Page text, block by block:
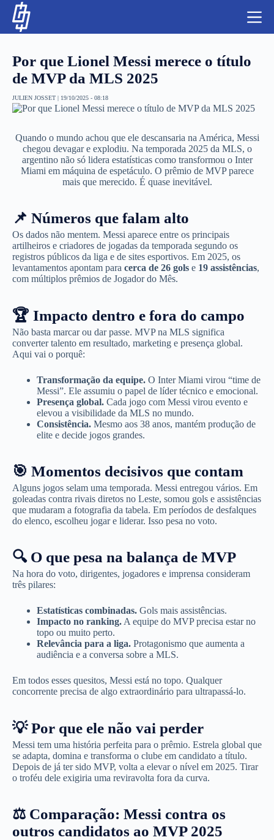
NBA
LUTAS E MMA
NFL
MLS
APOSTAS LEGAL
Por que Lionel Messi merece o título
de MVP da MLS 2025
JULIEN JOSSET | 19/10/2025 - 08:18
Quando o mundo achou que ele descansaria na América, Messi
chegou devagar e explodiu. Na temporada 2025 da MLS, o
argentino não só lidera estatísticas como transformou o Inter
Miami em máquina de espetáculo. O prêmio de MVP parece
mais que merecido. É quase inevitável.
📌 Números que falam alto
Os dados não mentem. Messi aparece entre os principais
artilheiros e criadores de jogadas da temporada segundo os
registros públicos da liga e de sites esportivos. Em 2025, os
levantamentos apontam para cerca de 26 gols e 19 assistências,
com múltiplos prêmios de Jogador do Mês.
🏆 Impacto dentro e fora do campo
Não basta marcar ou dar passe. MVP na MLS significa
converter talento em resultado, marketing e presença global.
Aqui vai o porquê:
Transformação da equipe. O Inter Miami virou “time de
Messi”. Ele assumiu o papel de líder técnico e emocional.
Presença global. Cada jogo com Messi virou evento e
elevou a visibilidade da MLS no mundo.
Consistência. Mesmo aos 38 anos, mantém produção de
elite e decide jogos grandes.
🎯 Momentos decisivos que contam
Alguns jogos selam uma temporada. Messi entregou vários. Em
goleadas contra rivais diretos no Leste, somou gols e assistências
que mudaram a fotografia da tabela. Em períodos de desfalques
do elenco, escolheu jogar e liderar. Isso pesa no voto.
🔍 O que pesa na balança de MVP
Na hora do voto, dirigentes, jogadores e imprensa consideram
três pilares:
Estatísticas combinadas. Gols mais assistências.
Impacto no ranking. A equipe do MVP precisa estar no
topo ou muito perto.
Relevância para a liga. Protagonismo que aumenta a
audiência e a conversa sobre a MLS.
Em todos esses quesitos, Messi está no topo. Qualquer
concorrente precisa de algo extraordinário para ultrapassá-lo.
💡 Por que ele não vai perder
Messi tem uma história perfeita para o prêmio. Estrela global que
se adapta, domina e transforma o clube em candidato a título.
Depois de já ter sido MVP, volta a elevar o nível em 2025. Tirar
o troféu dele exigiria uma reviravolta fora da curva.
⚖️ Comparação: Messi contra os
outros candidatos ao MVP 2025